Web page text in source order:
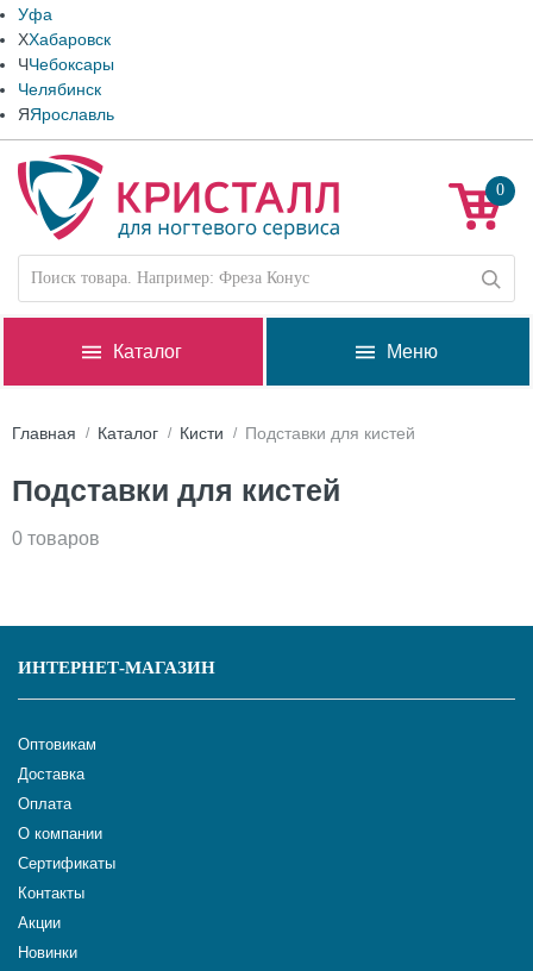
Уфа
ХХабаровск
ЧЧебоксары
Челябинск
ЯЯрославль
0
Каталог Меню
Главная Каталог Кисти Подставки для кистей
Подставки для кистей
0 товаров
ИНТЕРНЕТ-МАГАЗИН
Оптовикам
Доставка
Оплата
О компании
Сертификаты
Контакты
Акции
Новинки